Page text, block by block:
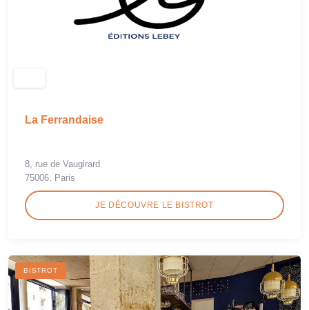
La Ferrandaise
8, rue de Vaugirard
75006, Paris
JE DÉCOUVRE LE BISTROT
BISTROT